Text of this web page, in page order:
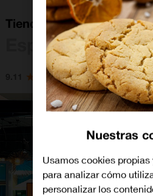
Tienda Orange
Esplugues de
Nuestras
Usamos cookies
para analizar cómo
personalizar los